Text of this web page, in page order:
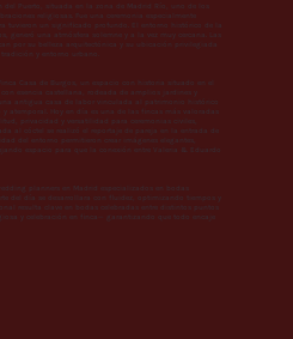
del Puerto, situada en la zona de Madrid Río, uno de los
religiosas. Fue una ceremonia especialmente
tuvieron un significado profundo. El entorno histórico de la
generó una atmósfera solemne y a la vez muy cercana. Las
por su belleza arquitectónica y su ubicación privilegiada
y entorno urbano.
antigua casa de labor vinculada al patrimonio histórico
atemporal. Hoy en día es una de las fincas más valoradas
privacidad y versatilidad para ceremonias civiles,
espacio para que la conexión entre Valeria & Eduardo
planners en Madrid especializados en bodas
resulta clave en bodas celebradas entre distintos puntos
y celebración en finca— garantizando que todo encaje